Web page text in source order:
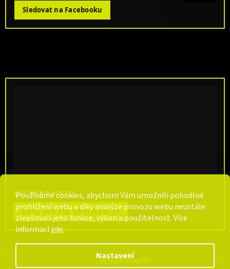
Používáme cookies, abychom Vám umožnili pohodlné
prohlížení webu a díky analýze provozu webu neustále
zlepšovali jeho funkce, výkon a použitelnost. Více
informacízde.
Nastavení
Sledovat na Facebooku
KDE NÁS NAJDETE
Dolní Valy 515, Uherský Brod
Vytvořil Shoptet